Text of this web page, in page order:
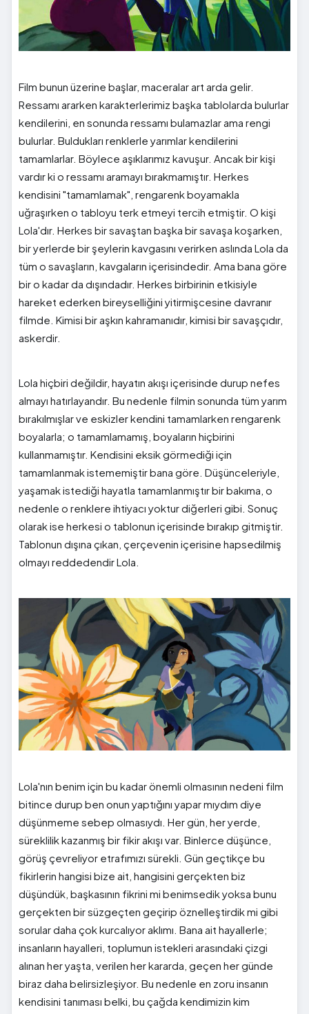
Film bunun üzerine başlar, maceralar art arda gelir.
Ressamı ararken karakterlerimiz başka tablolarda bulurlar
kendilerini, en sonunda ressamı bulamazlar ama rengi
bulurlar. Buldukları renklerle yarımlar kendilerini
tamamlarlar. Böylece aşıklarımız kavuşur. Ancak bir kişi
vardır ki o ressamı aramayı bırakmamıştır. Herkes
kendisini "tamamlamak", rengarenk boyamakla
uğraşırken o tabloyu terk etmeyi tercih etmiştir. O kişi
Lola'dır. Herkes bir savaştan başka bir savaşa koşarken,
bir yerlerde bir şeylerin kavgasını verirken aslında Lola da
tüm o savaşların, kavgaların içerisindedir. Ama bana göre
bir o kadar da dışındadır. Herkes birbirinin etkisiyle
hareket ederken bireyselliğini yitirmişcesine davranır
filmde. Kimisi bir aşkın kahramanıdır, kimisi bir savaşçıdır,
askerdir.
Lola hiçbiri değildir, hayatın akışı içerisinde durup nefes
almayı hatırlayandır. Bu nedenle filmin sonunda tüm yarım
bırakılmışlar ve eskizler kendini tamamlarken rengarenk
boyalarla; o tamamlamamış, boyaların hiçbirini
kullanmamıştır. Kendisini eksik görmediği için
tamamlanmak istememiştir bana göre. Düşünceleriyle,
yaşamak istediği hayatla tamamlanmıştır bir bakıma, o
nedenle o renklere ihtiyacı yoktur diğerleri gibi. Sonuç
olarak ise herkesi o tablonun içerisinde bırakıp gitmiştir.
Tablonun dışına çıkan, çerçevenin içerisine hapsedilmiş
olmayı reddedendir Lola.
Lola'nın benim için bu kadar önemli olmasının nedeni film
bitince durup ben onun yaptığını yapar mıydım diye
düşünmeme sebep olmasıydı. Her gün, her yerde,
süreklilik kazanmış bir fikir akışı var. Binlerce düşünce,
görüş çevreliyor etrafımızı sürekli. Gün geçtikçe bu
fikirlerin hangisi bize ait, hangisini gerçekten biz
düşündük, başkasının fikrini mi benimsedik yoksa bunu
gerçekten bir süzgeçten geçirip öznelleştirdik mi gibi
sorular daha çok kurcalıyor aklımı. Bana ait hayallerle;
insanların hayalleri, toplumun istekleri arasındaki çizgi
alınan her yaşta, verilen her kararda, geçen her günde
biraz daha belirsizleşiyor. Bu nedenle en zoru insanın
kendisini tanıması belki, bu çağda kendimizin kim